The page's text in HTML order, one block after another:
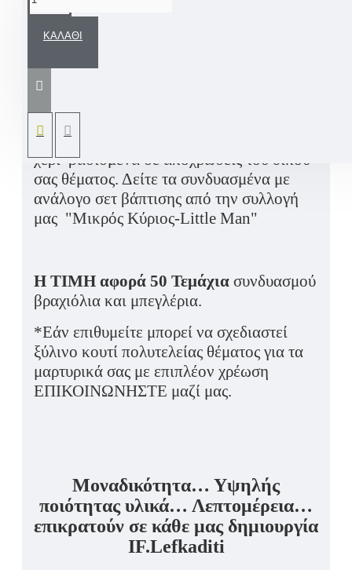
ΚΑΛΆΘΙ
μπεγλέρια με δερμάτινα σχοινιά, ξύλινες
Όλα μας τα μαρτυρικά σχεδιάζονται στο
χέρι βασισμένα σε αποχρώσεις του δικού
σας θέματος. Δείτε τα συνδυασμένα με
ανάλογο σετ βάπτισης από την συλλογή
μας "Μικρός Κύριος-Little Man"
Η ΤΙΜΗ αφορά 50 Τεμάχια συνδυασμού
βραχιόλια και μπεγλέρια.
*Εάν επιθυμείτε μπορεί να σχεδιαστεί
ξύλινο κουτί πολυτελείας θέματος για τα
μαρτυρικά σας με επιπλέον χρέωση
ΕΠΙΚΟΙΝΩΝΗΣΤΕ μαζί μας.
Μοναδικότητα… Υψηλής
ποιότητας υλικά… Λεπτομέρεια…
επικρατούν σε κάθε μας δημιουργία
IF.Lefkaditi